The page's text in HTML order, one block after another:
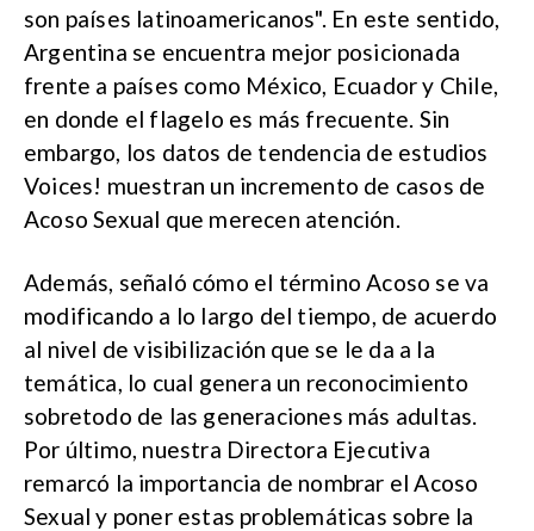
son países latinoamericanos". En este sentido,
Argentina se encuentra mejor posicionada
frente a países como México, Ecuador y Chile,
en donde el flagelo es más frecuente. Sin
embargo, los datos de tendencia de estudios
Voices! muestran un incremento de casos de
Acoso Sexual que merecen atención.
Además, señaló cómo el término Acoso se va
modificando a lo largo del tiempo, de acuerdo
al nivel de visibilización que se le da a la
temática, lo cual genera un reconocimiento
sobretodo de las generaciones más adultas.
Por último, nuestra Directora Ejecutiva
remarcó la importancia de nombrar el Acoso
Sexual y poner estas problemáticas sobre la